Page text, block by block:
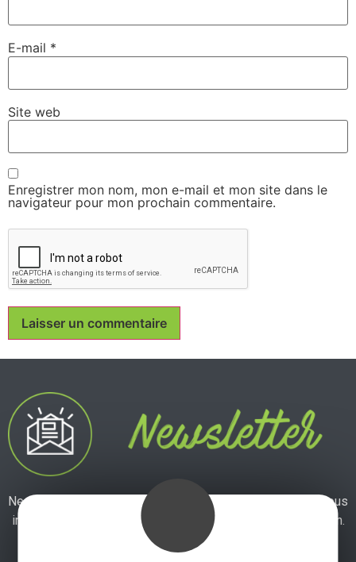
E-mail *
Site web
Enregistrer mon nom, mon e-mail et mon site dans le
navigateur pour mon prochain commentaire.
Ne manquez pas notre newsletter mensuelle et laissez-vous
inspirer pour profiter pleinement de votre séjour en Aveyron.